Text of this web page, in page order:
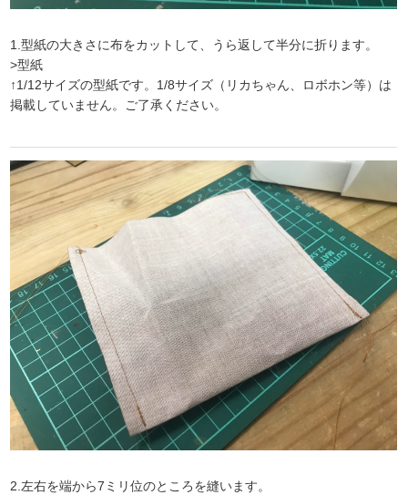
1.型紙の大きさに布をカットして、うら返して半分に折ります。
>型紙
↑1/12サイズの型紙です。1/8サイズ（リカちゃん、ロボホン等）は
掲載していません。ご了承ください。
2.左右を端から7ミリ位のところを縫います。